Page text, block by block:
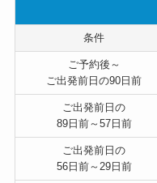
条件
ご予約後～
ご出発前日の90日前
ご出発前日の
89日前～57日前
ご出発前日の
56日前～29日前